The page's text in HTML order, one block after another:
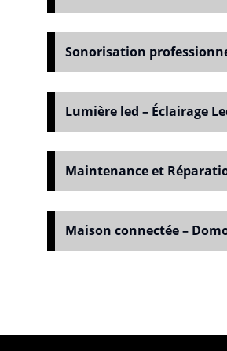
Sonorisation
Lumière led – Éclairage
Maintenance et
Maison connectée –